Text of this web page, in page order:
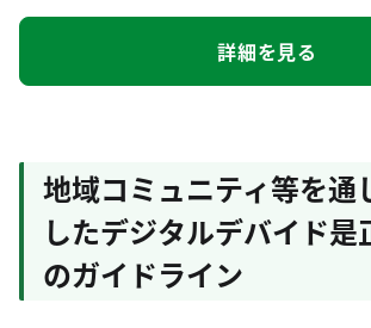
詳細を見る
地域コミュニティ等を通
したデジタルデバイド是
のガイドライン